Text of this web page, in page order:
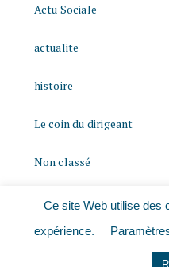
Actu Sociale
actualite
histoire
Le coin du dirigeant
Non classé
quizz
Ce site Web utilise des
expérience.